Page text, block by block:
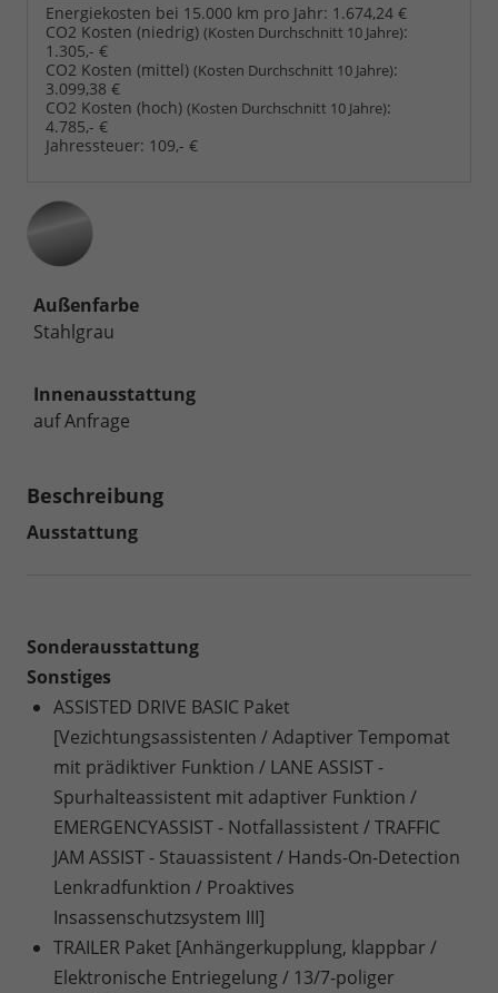
Energiekosten bei 15.000 km pro Jahr: 1.674,24 €
CO2 Kosten (niedrig) (Kosten Durchschnitt 10 Jahre):
1.305,- €
CO2 Kosten (mittel) (Kosten Durchschnitt 10 Jahre):
3.099,38 €
CO2 Kosten (hoch) (Kosten Durchschnitt 10 Jahre):
4.785,- €
Jahressteuer: 109,- €
Außenfarbe
Stahlgrau
Innenausstattung
auf Anfrage
Beschreibung
Ausstattung
Sonderausstattung
Sonstiges
ASSISTED DRIVE BASIC Paket
[Vezichtungsassistenten / Adaptiver Tempomat
mit prädiktiver Funktion / LANE ASSIST -
Spurhalteassistent mit adaptiver Funktion /
EMERGENCYASSIST - Notfallassistent / TRAFFIC
JAM ASSIST - Stauassistent / Hands-On-Detection
Lenkradfunktion / Proaktives
Insassenschutzsystem III]
TRAILER Paket [Anhängerkupplung, klappbar /
Elektronische Entriegelung / 13/7-poliger